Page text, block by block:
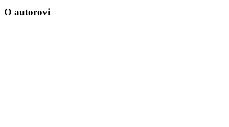
O autorovi